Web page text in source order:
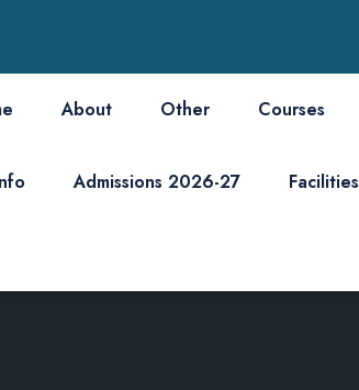
About Other Courses
Admissions 2026-27 Facilities